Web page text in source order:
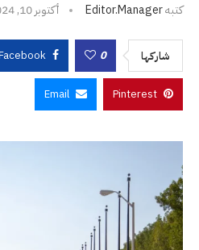
كتبهEditor.manager أكتوبر 10, 2024
شاركها 0
Pinterest
Email